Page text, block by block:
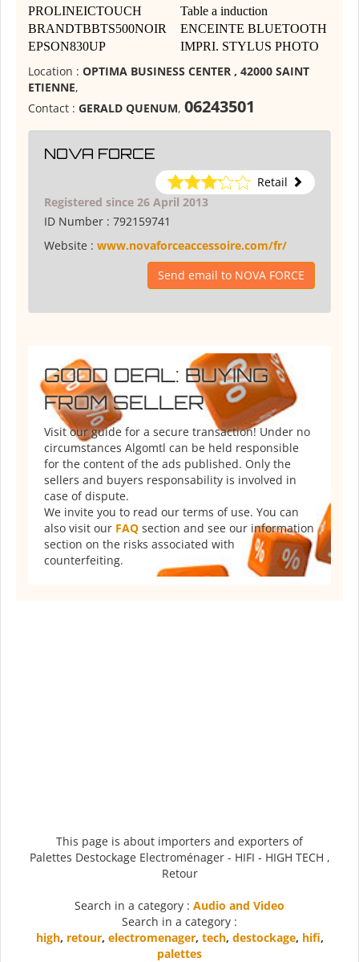
PROLINEICTOUCH
Table a induction
BRANDTBBTS500NOIR
ENCEINTE BLUETOOTH
EPSON830UP
IMPRI. STYLUS PHOTO
Location : OPTIMA BUSINESS CENTER , 42000 SAINT
ETIENNE,
Contact : GERALD QUENUM, 06243501
NOVA FORCE
Retail
Registered since 26 April 2013
ID Number : 792159741
Website : www.novaforceaccessoire.com/fr/
Send email to NOVA FORCE
GOOD DEAL: BUYING
FROM SELLER
Visit our guide for a secure transaction! Under no
circumstances Algomtl can be held responsible
for the content of the ads published. Only the
sellers and buyers responsability is involved in
case of dispute.
We invite you to read our terms of use. You can
also visit our FAQ section and see our information
section on the risks associated with
counterfeiting.
This page is about importers and exporters of
Palettes Destockage Electroménager - HIFI - HIGH TECH ,
Retour
Search in a category : Audio and Video
Search in a category :
high, retour, electromenager, tech, destockage, hifi,
palettes